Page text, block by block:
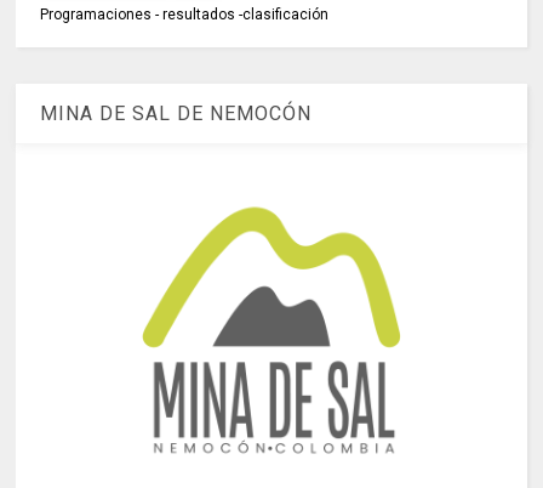
Programaciones - resultados -clasificación
MINA DE SAL DE NEMOCÓN